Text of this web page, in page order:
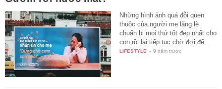
Những hình ảnh quá đỗi quen
thuộc của người mẹ lặng lẽ
chuẩn bị mọi thứ tốt đẹp nhất cho
con rồi lại tiếp tục chờ đợi để…
LIFESTYLE - 9 năm trước